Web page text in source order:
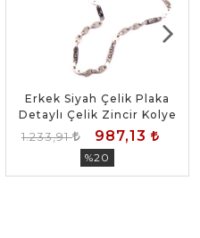
Erkek Siyah Çelik Plaka
Detaylı Çelik Zincir Kolye
1.233,91 987,13
%20